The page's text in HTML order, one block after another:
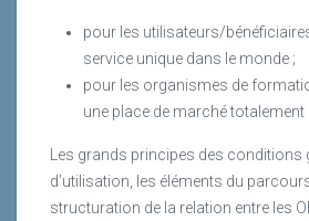
pour les utilisateurs/
service unique dans le monde ;
pour les organismes de
une place de marché totalement
Les grands principes des conditions
d’utilisation, les éléments du
structuration de la relation entre les